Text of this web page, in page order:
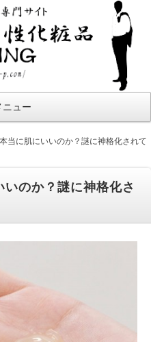
ニュー
当に肌にいいのか？謎に神格化されて
のか？謎に神格化さ